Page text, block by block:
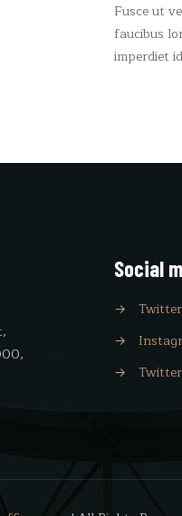
Fusce ut
faucibus
imperdiet
Social
→
Twitter
→
→
Twitter